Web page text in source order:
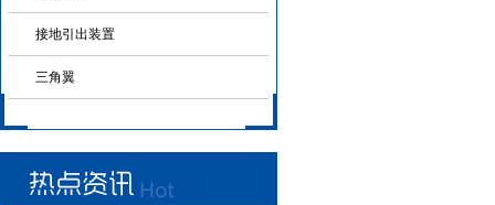
接地引出装置
三角翼